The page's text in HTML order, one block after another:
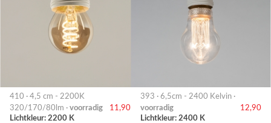
410 · 4,5 cm - 2200K
320/170/80lm · voorradig
11,90
Lichtkleur: 2200 K
393 · 6,5cm - 2400 Kelvin ·
voorradig
12,90
Lichtkleur: 2400 K